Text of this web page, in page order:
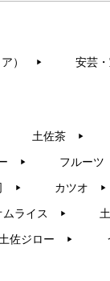
） ▶︎ 安芸
土佐茶 ▶︎
▶︎ フルーツ
▶︎ カツオ ▶︎
ムライス ▶︎
佐ジロー ▶︎